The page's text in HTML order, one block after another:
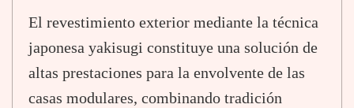
El revestimiento exterior mediante la técnica
japonesa yakisugi constituye una solución de
altas prestaciones para la envolvente de las
casas modulares, combinando tradición